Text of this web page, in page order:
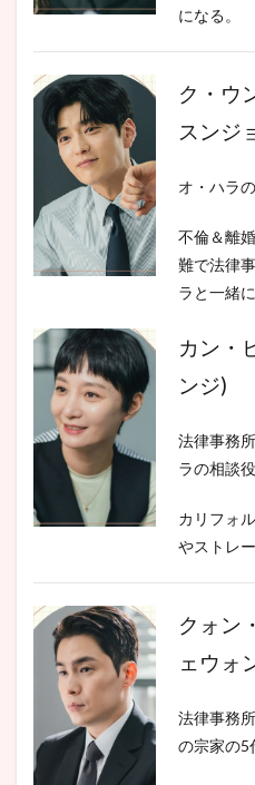
になる。
ク・ウ
スンジ
オ・ハラ
不倫＆離
難で法律
ラと一緒
カン・
ンジ)
法律事務
ラの相談
カリフォ
やストレ
クォン
ェウォ
法律事務
の宗家の5